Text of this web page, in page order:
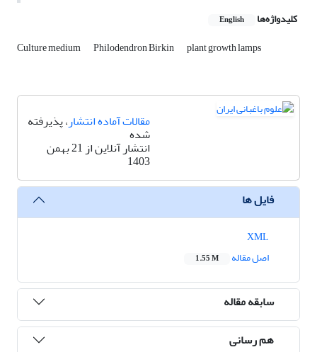
کلیدواژه‌ها English
Culture medium Philodendron Birkin plant growth lamps
مقالات آماده انتشار، پذیرفته
شده
انتشار آنلاین از 21 بهمن
1403
فایل ها
اصل مقاله
1.55 M
سابقه مقاله
هم رسانی